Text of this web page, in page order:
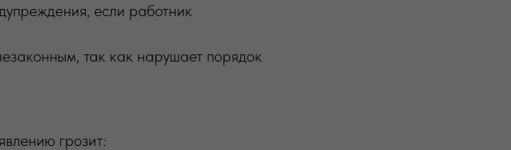
если работник
так как нарушает порядок
грозит: